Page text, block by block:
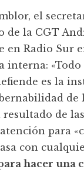
el
de la CGT
en Radio Sur
interna:
es la
de
de
para
con
hacer una